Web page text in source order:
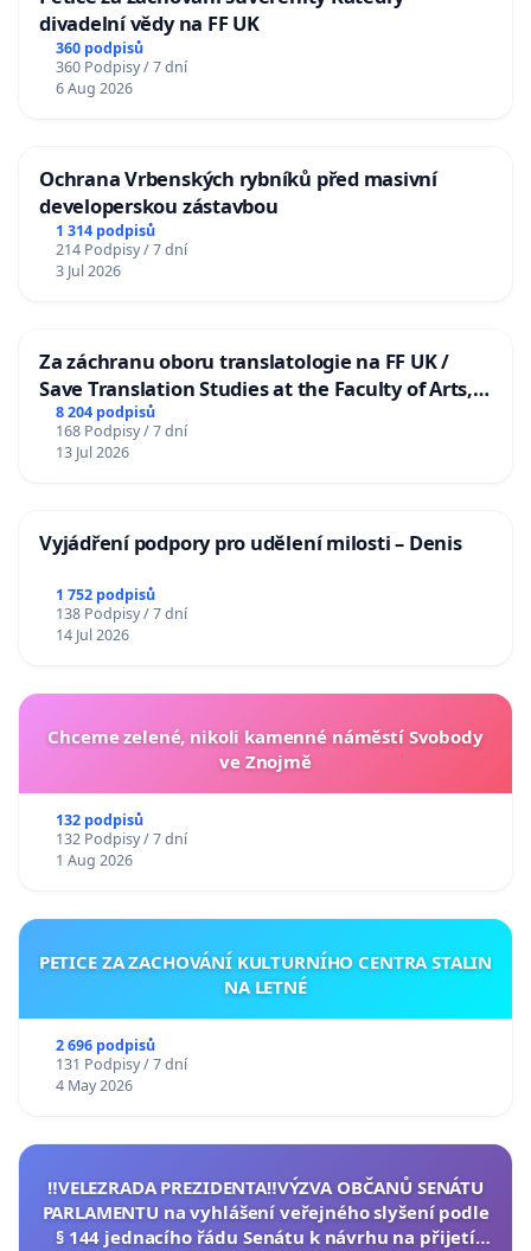
divadelní vědy na FF UK
360 podpisů
360 Podpisy / 7 dní
6 Aug 2026
Ochrana Vrbenských rybníků před masivní
developerskou zástavbou
1 314 podpisů
214 Podpisy / 7 dní
3 Jul 2026
Za záchranu oboru translatologie na FF UK /
Save Translation Studies at the Faculty of Arts,
Charles University
8 204 podpisů
168 Podpisy / 7 dní
13 Jul 2026
Vyjádření podpory pro udělení milosti – Denis
1 752 podpisů
138 Podpisy / 7 dní
14 Jul 2026
Chceme zelené, nikoli kamenné náměstí Svobody
ve Znojmě
132 podpisů
132 Podpisy / 7 dní
1 Aug 2026
PETICE ZA ZACHOVÁNÍ KULTURNÍHO CENTRA STALIN
NA LETNÉ
2 696 podpisů
131 Podpisy / 7 dní
4 May 2026
‼️VELEZRADA PREZIDENTA‼️VÝZVA OBČANŮ SENÁTU
PARLAMENTU na vyhlášení veřejného slyšení podle
§ 144 jednacího řádu Senátu k návrhu na přijetí